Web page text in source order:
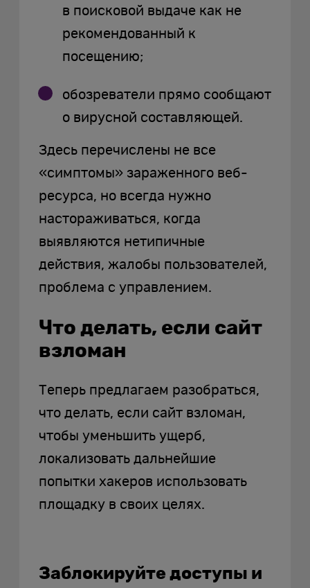
в поисковой выдаче как не
рекомендованный к
посещению;
обозреватели прямо сообщают
о вирусной составляющей.
Здесь перечислены не все
«симптомы» зараженного веб-
ресурса, но всегда нужно
настораживаться, когда
выявляются нетипичные
действия, жалобы пользователей,
проблема с управлением.
Что делать, если сайт
взломан
Теперь предлагаем разобраться,
что делать, если сайт взломан,
чтобы уменьшить ущерб,
локализовать дальнейшие
попытки хакеров использовать
площадку в своих целях.
Заблокируйте доступы и